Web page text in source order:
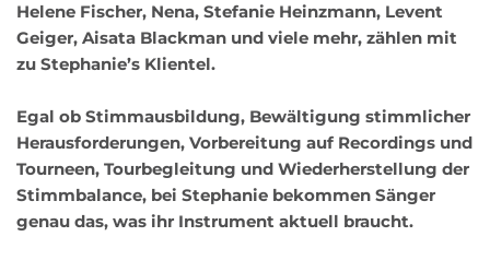
Helene Fischer, Nena, Stefanie Heinzmann, Levent
Geiger, Aisata Blackman und viele mehr, zählen mit
zu Stephanie’s Klientel.
Egal ob Stimmausbildung, Bewältigung stimmlicher
Herausforderungen, Vorbereitung auf Recordings und
Tourneen, Tourbegleitung und Wiederherstellung der
Stimmbalance, bei Stephanie bekommen Sänger
genau das, was ihr Instrument aktuell braucht.